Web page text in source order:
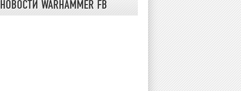
НОВОСТИ WARHAMMER FB